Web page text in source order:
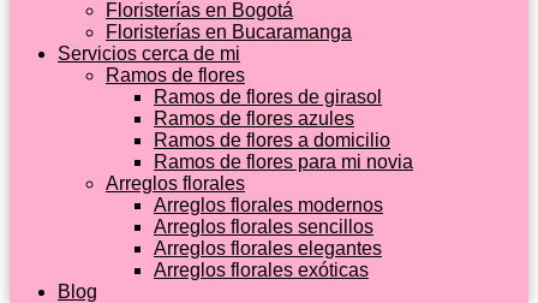
Floristerías en Bogotá
Floristerías en Bucaramanga
Servicios cerca de mi
Ramos de flores
Ramos de flores de girasol
Ramos de flores azules
Ramos de flores a domicilio
Ramos de flores para mi novia
Arreglos florales
Arreglos florales modernos
Arreglos florales sencillos
Arreglos florales elegantes
Arreglos florales exóticas
Blog